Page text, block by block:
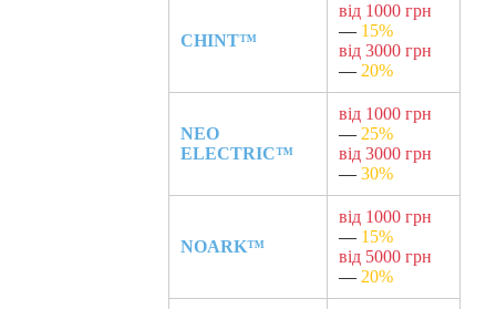
CHINT™
від 1000 грн
— 15%
від 3000 грн
— 20%
NEO
ELECTRIC™
від 1000 грн
— 25%
від 3000 грн
— 30%
NOARK™
від 1000 грн
— 15%
від 5000 грн
— 20%